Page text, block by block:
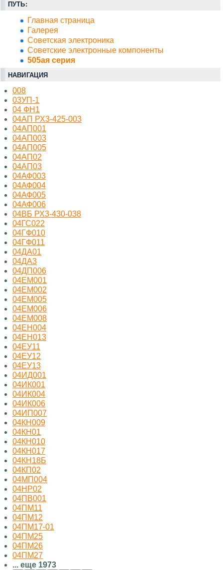
ПУТЬ:
Главная страница
Галерея
Советская электроника
Советские электронные компоненты
505ая серия
НАВИГАЦИЯ
008
03УП-1
04 ФН1
04АП РХ3-425-003
04АП001
04АП003
04АП005
04АП02
04АП03
04АФ003
04АФ004
04АФ005
04АФ006
04ВБ РХ3-430-038
04ГС022
04ГФ010
04ГФ011
04ДА01
04ДА3
04ДП006
04ЕМ001
04ЕМ002
04ЕМ005
04ЕМ006
04ЕМ008
04ЕН004
04ЕН013
04ЕУ11
04ЕУ12
04ЕУ13
04ИД001
04ИК001
04ИК004
04ИК006
04ИП007
04КН009
04КН01
04КН010
04КН017
04КН18Б
04КП02
04МП004
04НР02
04ПВ001
04ПМ11
04ПМ12
04ПМ17-01
04ПМ25
04ПМ26
04ПМ27
... еще 1973